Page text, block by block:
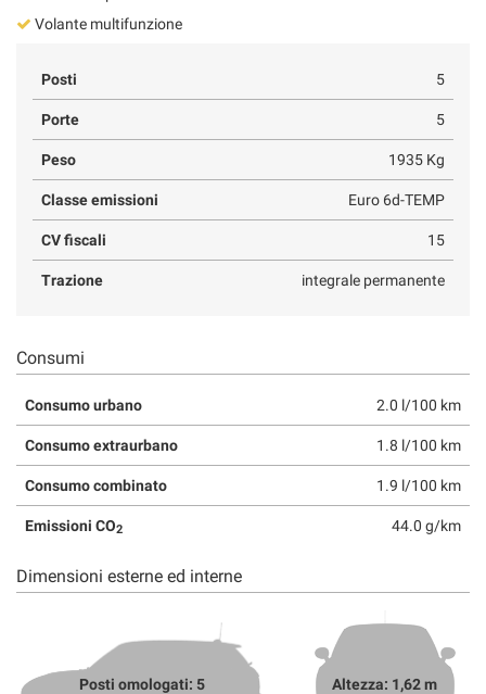
Volante multifunzione
Posti 5
Porte 5
Peso 1935 Kg
Classe emissioni Euro 6d-TEMP
CV fiscali 15
Trazione integrale permanente
Consumi
Consumo urbano 2.0 l/100 km
Consumo extraurbano 1.8 l/100 km
Consumo combinato 1.9 l/100 km
Emissioni CO2 44.0 g/km
Dimensioni esterne ed interne
Posti omologati: 5 Altezza: 1,62 m